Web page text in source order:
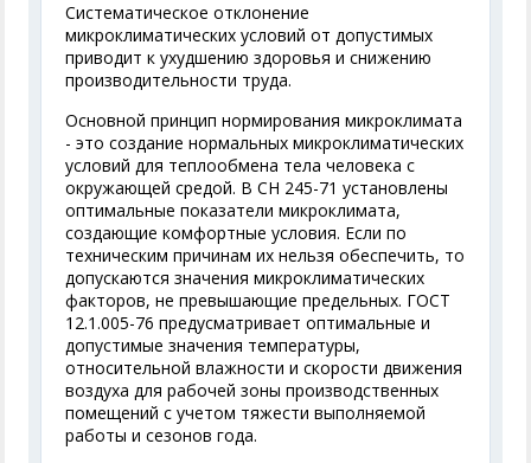
Систематическое отклонение
микроклиматических условий от допустимых
приводит к ухудшению здоровья и снижению
производительности труда.
Основной принцип нормирования микроклимата
- это создание нормальных микроклиматических
условий для теплообмена тела человека с
окружающей средой. В СН 245-71 установлены
оптимальные показатели микроклимата,
создающие комфортные условия. Если по
техническим причинам их нельзя обеспечить, то
допускаются значения микроклиматических
факторов, не превышающие предельных. ГОСТ
12.1.005-76 предусматривает оптимальные и
допустимые значения температуры,
относительной влажности и скорости движения
воздуха для рабочей зоны производственных
помещений с учетом тяжести выполняемой
работы и сезонов года.